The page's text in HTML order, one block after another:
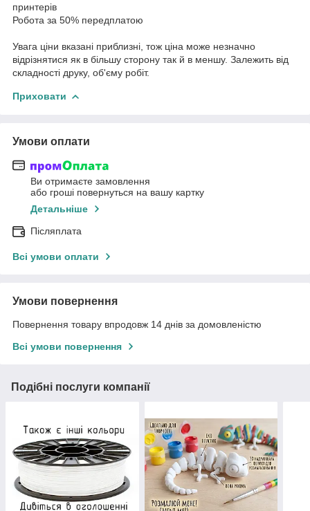
принтерів
Робота за 50% передплатою
Увага ціни вказані приблизні, тож ціна може незначно
відрізнятися як в більшу сторону так й в меншу. Залежить від
складності друку, об'єму робіт.
Приховати
Умови оплати
Ви отримаєте замовлення
або гроші повернуться на вашу картку
Детальніше
Післяплата
Всі умови оплати
Умови повернення
Повернення товару впродовж 14 днів за домовленістю
Всі умови повернення
Подібні послуги компанії